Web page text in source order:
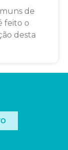
de
feito o
desta